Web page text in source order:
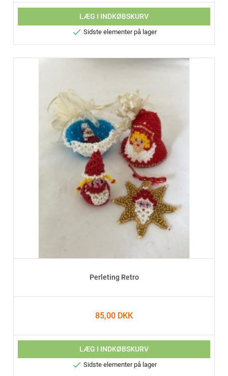
LÆG I INDKØBSKURV
 Sidste elementer på lager
Perleting Retro
85,00 DKK
LÆG I INDKØBSKURV
 Sidste elementer på lager